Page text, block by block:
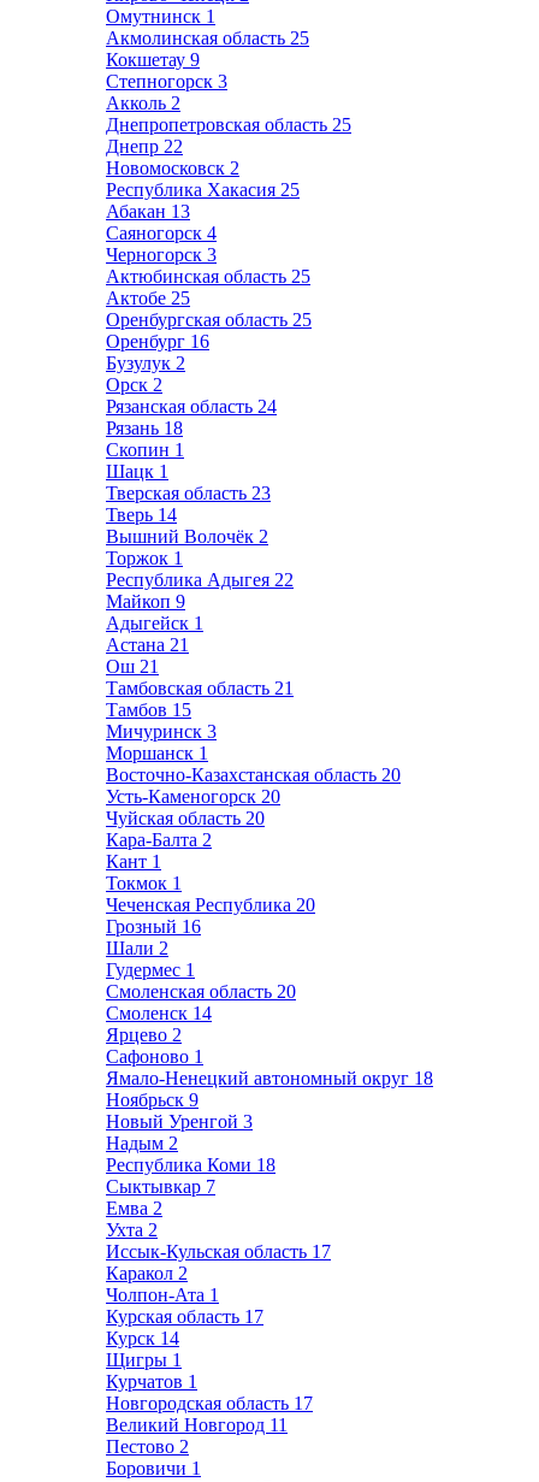
Омутнинск 1
Акмолинская область 25
Кокшетау 9
Степногорск 3
Акколь 2
Днепропетровская область 25
Днепр 22
Новомосковск 2
Республика Хакасия 25
Абакан 13
Саяногорск 4
Черногорск 3
Актюбинская область 25
Актобе 25
Оренбургская область 25
Оренбург 16
Бузулук 2
Орск 2
Рязанская область 24
Рязань 18
Скопин 1
Шацк 1
Тверская область 23
Тверь 14
Вышний Волочёк 2
Торжок 1
Республика Адыгея 22
Майкоп 9
Адыгейск 1
Астана 21
Ош 21
Тамбовская область 21
Тамбов 15
Мичуринск 3
Моршанск 1
Восточно-Казахстанская область 20
Усть-Каменогорск 20
Чуйская область 20
Кара-Балта 2
Кант 1
Токмок 1
Чеченская Республика 20
Грозный 16
Шали 2
Гудермес 1
Смоленская область 20
Смоленск 14
Ярцево 2
Сафоново 1
Ямало-Ненецкий автономный округ 18
Ноябрьск 9
Новый Уренгой 3
Надым 2
Республика Коми 18
Сыктывкар 7
Емва 2
Ухта 2
Иссык-Кульская область 17
Каракол 2
Чолпон-Ата 1
Курская область 17
Курск 14
Щигры 1
Курчатов 1
Новгородская область 17
Великий Новгород 11
Пестово 2
Боровичи 1